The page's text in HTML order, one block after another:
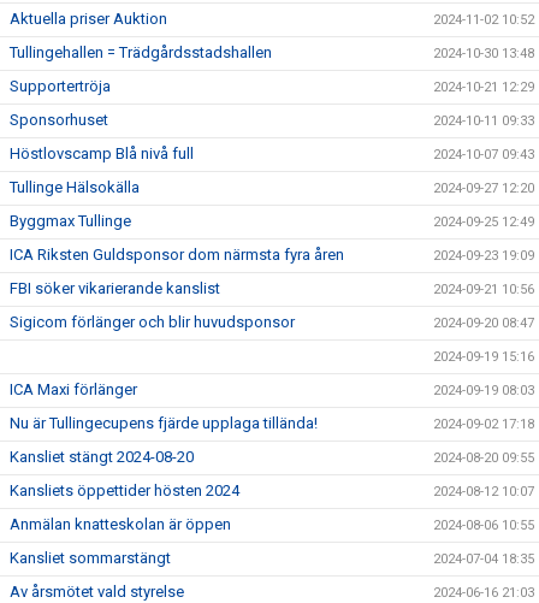
Aktuella priser Auktion 2024-11-02 10:52
Tullingehallen = Trädgårdsstadshallen 2024-10-30 13:48
Supportertröja 2024-10-21 12:29
Sponsorhuset 2024-10-11 09:33
Höstlovscamp Blå nivå full 2024-10-07 09:43
Tullinge Hälsokälla 2024-09-27 12:20
Byggmax Tullinge 2024-09-25 12:49
ICA Riksten Guldsponsor dom närmsta fyra åren 2024-09-23 19:09
FBI söker vikarierande kanslist 2024-09-21 10:56
Sigicom förlänger och blir huvudsponsor 2024-09-20 08:47
2024-09-19 15:16
ICA Maxi förlänger 2024-09-19 08:03
Nu är Tullingecupens fjärde upplaga tillända! 2024-09-02 17:18
Kansliet stängt 2024-08-20 2024-08-20 09:55
Kansliets öppettider hösten 2024 2024-08-12 10:07
Anmälan knatteskolan är öppen 2024-08-06 10:55
Kansliet sommarstängt 2024-07-04 18:35
Av årsmötet vald styrelse 2024-06-16 21:03